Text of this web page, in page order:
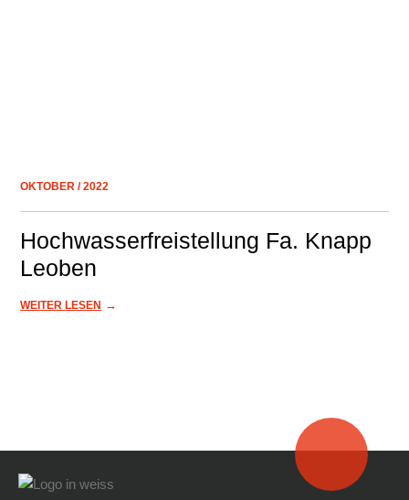
OKTOBER / 2022
Hochwasserfreistellung Fa. Knapp
Leoben
WEITER LESEN →